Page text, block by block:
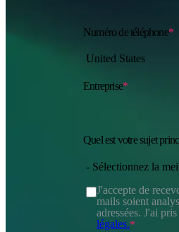
Numéro de téléphone*
Entreprise*
J'accepte de
mails soient
adressées. J'ai
légales.*